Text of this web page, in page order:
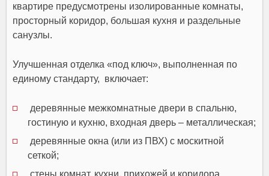
квартире предусмотрены изолированные комнаты,
просторный коридор, большая кухня и раздельные
санузлы.
Улучшенная отделка «под ключ», выполненная по
единому стандарту, включает:
деревянные межкомнатные двери в спальню,
гостиную и кухню, входная дверь – металлическая;
деревянные окна (или из ПВХ) с москитной
сеткой;
стены комнат, кухни, прихожей и коридора